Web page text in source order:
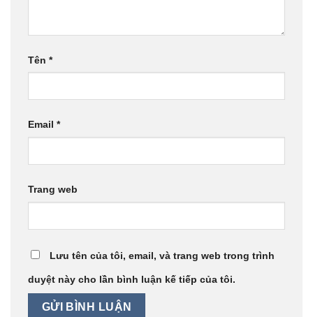
Tên *
Email *
Trang web
Lưu tên của tôi, email, và trang web trong trình
duyệt này cho lần bình luận kế tiếp của tôi.